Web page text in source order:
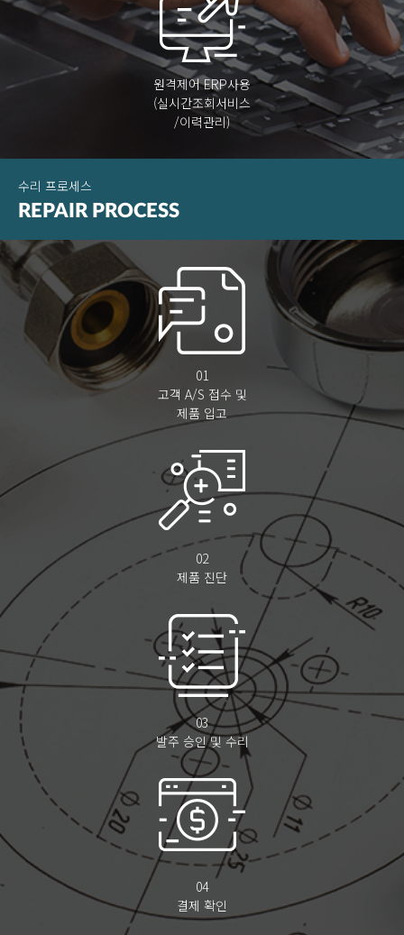
원격제어 ERP사용
(실시간조회서비스
/이력관리)
수리 프로세스
REPAIR PROCESS
01
고객 A/S 접수 및
제품 입고
02
제품 진단
03
발주 승인 및 수리
04
결제 확인